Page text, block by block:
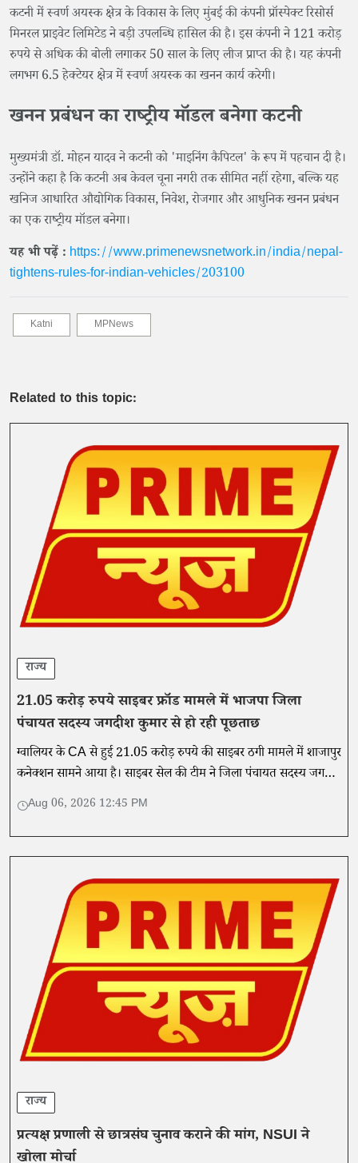
कटनी में स्वर्ण अयस्क क्षेत्र के विकास के लिए मुंबई की कंपनी प्रॉस्पेक्ट रिसोर्स
मिनरल प्राइवेट लिमिटेड ने बड़ी उपलब्धि हासिल की है। इस कंपनी ने 121 करोड़
रुपये से अधिक की बोली लगाकर 50 साल के लिए लीज प्राप्त की है। यह कंपनी
लगभग 6.5 हेक्टेयर क्षेत्र में स्वर्ण अयस्क का खनन कार्य करेगी।
​खनन प्रबंधन का राष्ट्रीय मॉडल बनेगा कटनी
​मुख्यमंत्री डॉ. मोहन यादव ने कटनी को 'माइनिंग कैपिटल' के रूप में पहचान दी है।
उन्होंने कहा है कि कटनी अब केवल चूना नगरी तक सीमित नहीं रहेगा, बल्कि यह
खनिज आधारित औद्योगिक विकास, निवेश, रोजगार और आधुनिक खनन प्रबंधन
का एक राष्ट्रीय मॉडल बनेगा।
यह भी पढ़ें : https://www.primenewsnetwork.in/india/nepal-
tightens-rules-for-indian-vehicles/203100
Katni MPNews
Related to this topic:
राज्य
21.05 करोड़ रुपये साइबर फ्रॉड मामले में भाजपा जिला
पंचायत सदस्य जगदीश कुमार से हो रही पूछताछ
ग्वालियर के CA से हुई 21.05 करोड़ रुपये की साइबर ठगी मामले में शाजापुर
कनेक्शन सामने आया है। साइबर सेल की टीम ने जिला पंचायत सदस्य जगदीश
कुमार मालवीय को पूछताछ के लिए अपने साथ ले गई है।
Aug 06, 2026 12:45 PM
राज्य
प्रत्यक्ष प्रणाली से छात्रसंघ चुनाव कराने की मांग, NSUI ने